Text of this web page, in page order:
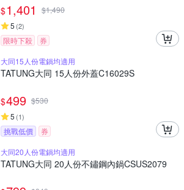
$1,401 $1,490
5 (2)
限時下殺
券
大同15人份電鍋均適用
TATUNG大同 15人份外蓋C16029S
$499 $530
5 (1)
挑戰低價
券
大同20人份電鍋均適用
TATUNG大同 20人份不鏽鋼內鍋CSUS2079